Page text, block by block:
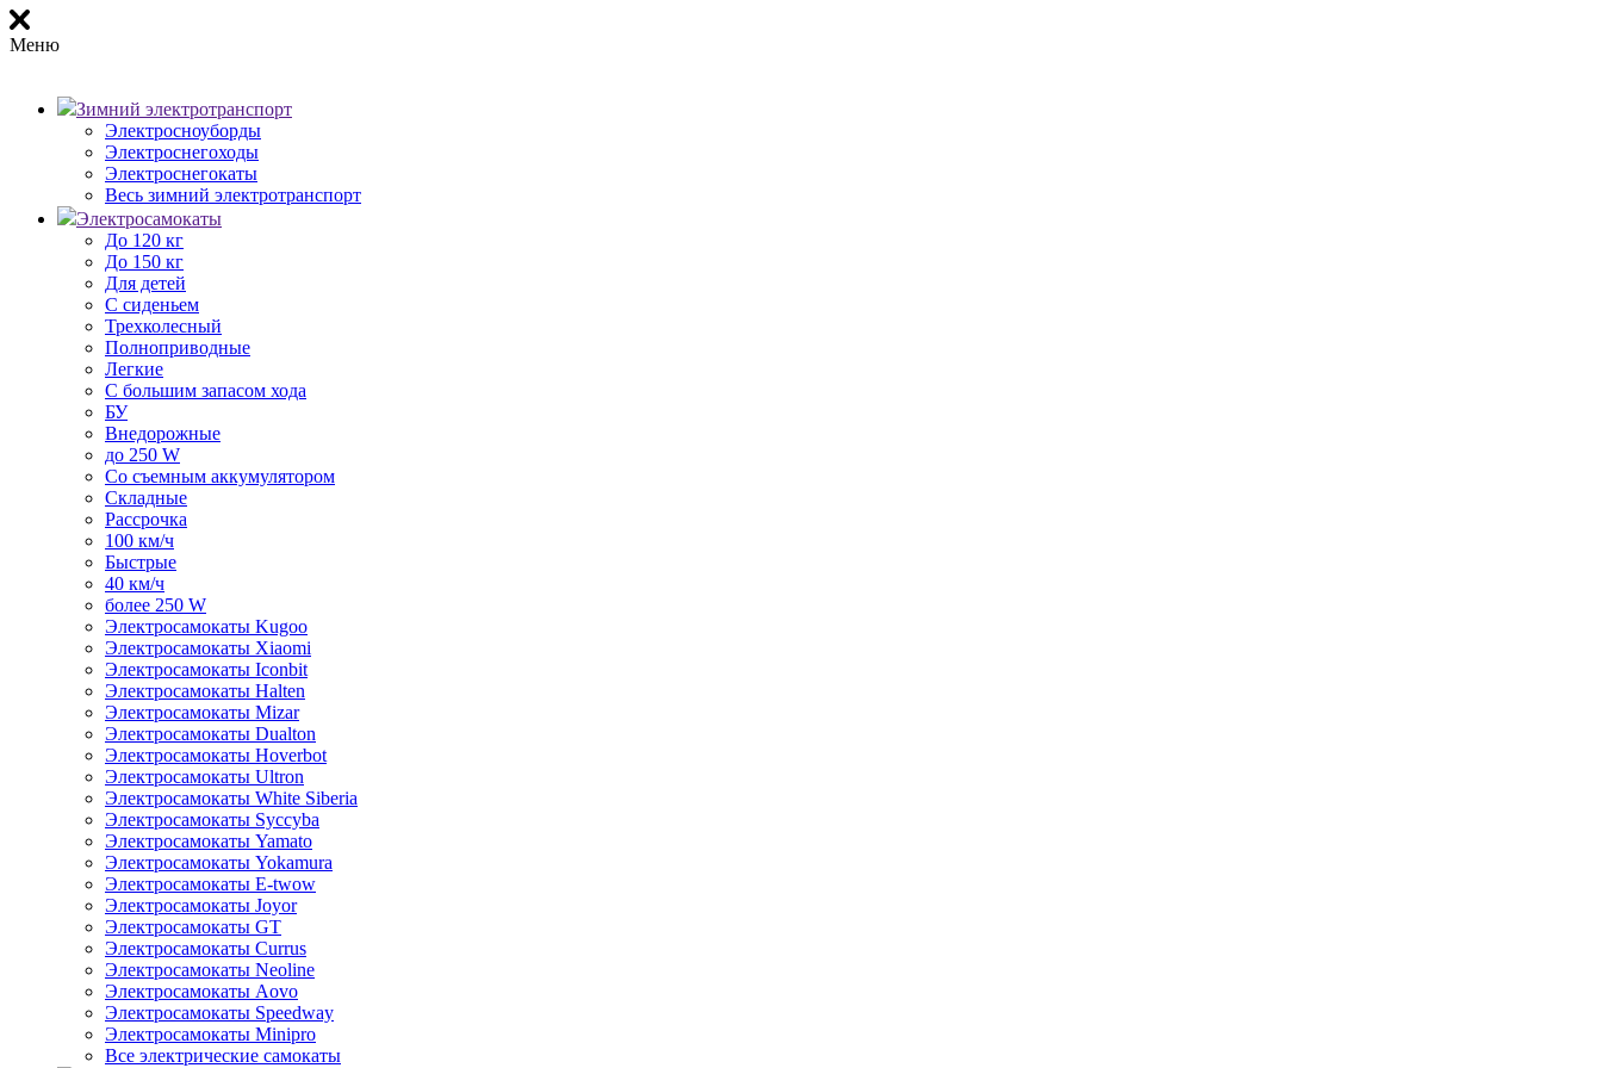
Меню
Зимний электротранспорт
Электросноуборды
Электроснегоходы
Электроснегокаты
Весь зимний электротранспорт
Электросамокаты
До 120 кг
До 150 кг
Для детей
С сиденьем
Трехколесный
Полноприводные
Легкие
С большим запасом хода
БУ
Внедорожные
до 250 W
Со съемным аккумулятором
Складные
Рассрочка
100 км/ч
Быстрые
40 км/ч
более 250 W
Электросамокаты Kugoo
Электросамокаты Xiaomi
Электросамокаты Iconbit
Электросамокаты Halten
Электросамокаты Mizar
Электросамокаты Dualton
Электросамокаты Hoverbot
Электросамокаты Ultron
Электросамокаты White Siberia
Электросамокаты Syccyba
Электросамокаты Yamato
Электросамокаты Yokamura
Электросамокаты E-twow
Электросамокаты Joyor
Электросамокаты GT
Электросамокаты Currus
Электросамокаты Neoline
Электросамокаты Aovo
Электросамокаты Speedway
Электросамокаты Minipro
Все электрические самокаты